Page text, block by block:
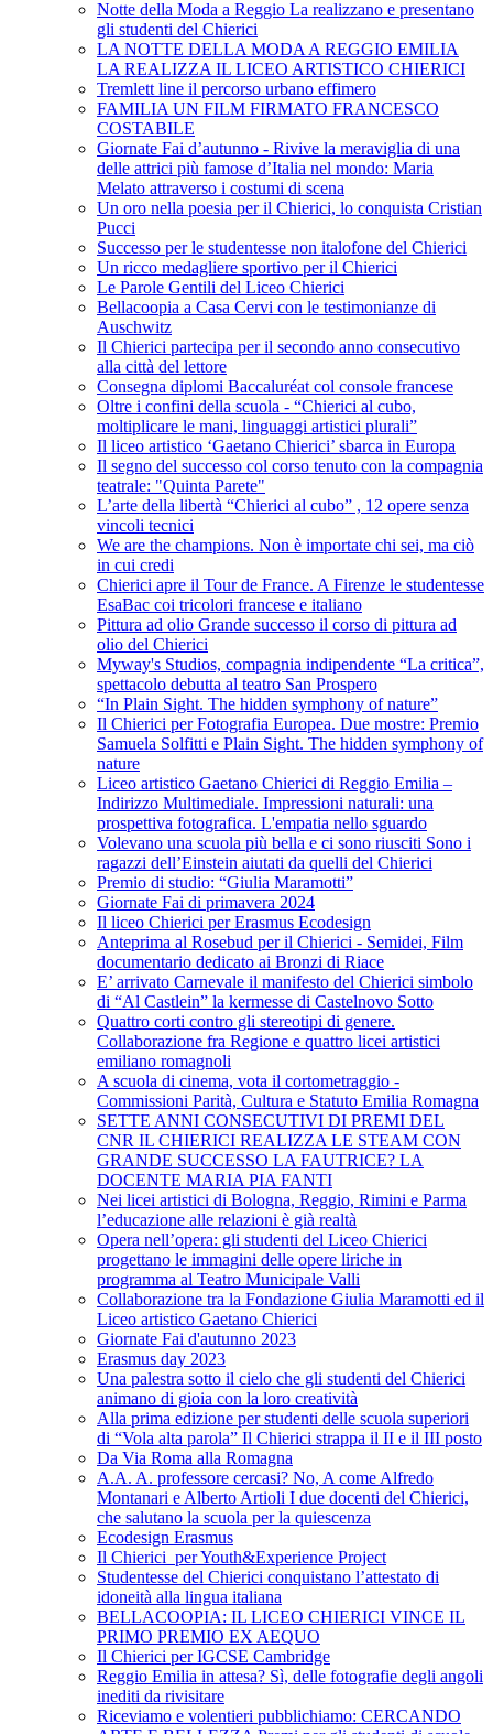
Notte della Moda a Reggio La realizzano e presentano
gli studenti del Chierici
LA NOTTE DELLA MODA A REGGIO EMILIA
LA REALIZZA IL LICEO ARTISTICO CHIERICI
Tremlett line il percorso urbano effimero
FAMILIA UN FILM FIRMATO FRANCESCO
COSTABILE
Giornate Fai d’autunno - Rivive la meraviglia di una
delle attrici più famose d’Italia nel mondo: Maria
Melato attraverso i costumi di scena
Un oro nella poesia per il Chierici, lo conquista Cristian
Pucci
Successo per le studentesse non italofone del Chierici
Un ricco medagliere sportivo per il Chierici
Le Parole Gentili del Liceo Chierici
Bellacoopia a Casa Cervi con le testimonianze di
Auschwitz
Il Chierici partecipa per il secondo anno consecutivo
alla città del lettore
Consegna diplomi Baccaluréat col console francese
Oltre i confini della scuola - “Chierici al cubo,
moltiplicare le mani, linguaggi artistici plurali”
Il liceo artistico ‘Gaetano Chierici’ sbarca in Europa
Il segno del successo col corso tenuto con la compagnia
teatrale: "Quinta Parete"
L’arte della libertà “Chierici al cubo” , 12 opere senza
vincoli tecnici
We are the champions. Non è importate chi sei, ma ciò
in cui credi
Chierici apre il Tour de France. A Firenze le studentesse
EsaBac coi tricolori francese e italiano
Pittura ad olio Grande successo il corso di pittura ad
olio del Chierici
Myway's Studios, compagnia indipendente “La critica”,
spettacolo debutta al teatro San Prospero
“In Plain Sight. The hidden symphony of nature”
Il Chierici per Fotografia Europea. Due mostre: Premio
Samuela Solfitti e Plain Sight. The hidden symphony of
nature
Liceo artistico Gaetano Chierici di Reggio Emilia –
Indirizzo Multimediale. Impressioni naturali: una
prospettiva fotografica. L'empatia nello sguardo
Volevano una scuola più bella e ci sono riusciti Sono i
ragazzi dell’Einstein aiutati da quelli del Chierici
Premio di studio: “Giulia Maramotti”
Giornate Fai di primavera 2024
Il liceo Chierici per Erasmus Ecodesign
Anteprima al Rosebud per il Chierici - Semidei, Film
documentario dedicato ai Bronzi di Riace
E’ arrivato Carnevale il manifesto del Chierici simbolo
di “Al Castlein” la kermesse di Castelnovo Sotto
Quattro corti contro gli stereotipi di genere.
Collaborazione fra Regione e quattro licei artistici
emiliano romagnoli
A scuola di cinema, vota il cortometraggio -
Commissioni Parità, Cultura e Statuto Emilia Romagna
SETTE ANNI CONSECUTIVI DI PREMI DEL
CNR IL CHIERICI REALIZZA LE STEAM CON
GRANDE SUCCESSO LA FAUTRICE? LA
DOCENTE MARIA PIA FANTI
Nei licei artistici di Bologna, Reggio, Rimini e Parma
l’educazione alle relazioni è già realtà
Opera nell’opera: gli studenti del Liceo Chierici
progettano le immagini delle opere liriche in
programma al Teatro Municipale Valli
Collaborazione tra la Fondazione Giulia Maramotti ed il
Liceo artistico Gaetano Chierici
Giornate Fai d'autunno 2023
Erasmus day 2023
Una palestra sotto il cielo che gli studenti del Chierici
animano di gioia con la loro creatività
Alla prima edizione per studenti delle scuola superiori
di “Vola alta parola” Il Chierici strappa il II e il III posto
Da Via Roma alla Romagna
A.A. A. professore cercasi? No, A come Alfredo
Montanari e Alberto Artioli I due docenti del Chierici,
che salutano la scuola per la quiescenza
Ecodesign Erasmus
Il Chierici per Youth&Experience Project
Studentesse del Chierici conquistano l’attestato di
idoneità alla lingua italiana
BELLACOOPIA: IL LICEO CHIERICI VINCE IL
PRIMO PREMIO EX AEQUO
Il Chierici per IGCSE Cambridge
Reggio Emilia in attesa? Sì, delle fotografie degli angoli
inediti da rivisitare
Riceviamo e volentieri pubblichiamo: CERCANDO